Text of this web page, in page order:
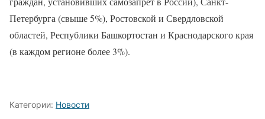
Петербурга (свыше 5%), Ростовской и Свердловской
областей, Республики Башкортостан и Краснодарского края
(в каждом регионе более 3%).
Категории: Новости